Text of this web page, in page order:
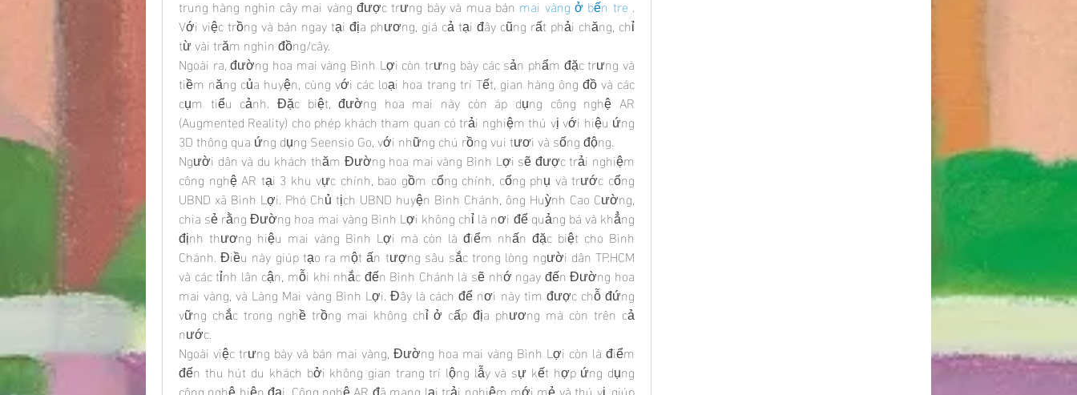
trung hàng nghìn cây mai vàng được trưng bày và mua bán mai vàng ở bến tre .
Với việc trồng và bán ngay tại địa phương, giá cả tại đây cũng rất phải chăng, chỉ
từ vài trăm nghìn đồng/cây.
Ngoài ra, đường hoa mai vàng Bình Lợi còn trưng bày các sản phẩm đặc trưng và
tiềm năng của huyện, cùng với các loại hoa trang trí Tết, gian hàng ông đồ và các
cụm tiểu cảnh. Đặc biệt, đường hoa mai này còn áp dụng công nghệ AR
(Augmented Reality) cho phép khách tham quan có trải nghiệm thú vị với hiệu ứng
3D thông qua ứng dụng Seensio Go, với những chú rồng vui tươi và sống động.
Người dân và du khách thăm Đường hoa mai vàng Bình Lợi sẽ được trải nghiệm
công nghệ AR tại 3 khu vực chính, bao gồm cổng chính, cổng phụ và trước cổng
UBND xã Bình Lợi. Phó Chủ tịch UBND huyện Bình Chánh, ông Huỳnh Cao Cường,
chia sẻ rằng Đường hoa mai vàng Bình Lợi không chỉ là nơi để quảng bá và khẳng
định thương hiệu mai vàng Bình Lợi mà còn là điểm nhấn đặc biệt cho Bình
Chánh. Điều này giúp tạo ra một ấn tượng sâu sắc trong lòng người dân TP.HCM
và các tỉnh lân cận, mỗi khi nhắc đến Bình Chánh là sẽ nhớ ngay đến Đường hoa
mai vàng, và Làng Mai vàng Bình Lợi. Đây là cách để nơi này tìm được chỗ đứng
vững chắc trong nghề trồng mai không chỉ ở cấp địa phương mà còn trên cả
nước.
Ngoài việc trưng bày và bán mai vàng, Đường hoa mai vàng Bình Lợi còn là điểm
đến thu hút du khách bởi không gian trang trí lộng lẫy và sự kết hợp ứng dụng